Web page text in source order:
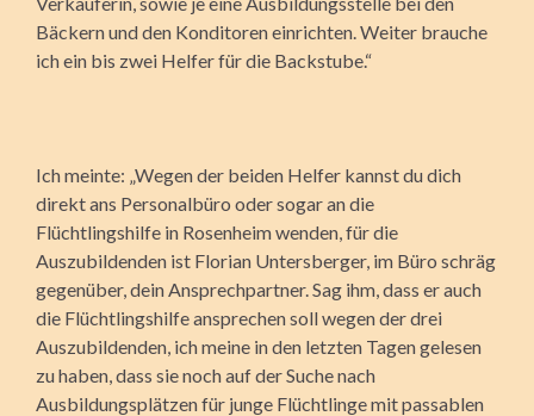
Bäckern und den Konditoren einrichten. Weiter brauche
ich ein bis zwei Helfer für die Backstube.“
Ich meinte: „Wegen der beiden Helfer kannst du dich
direkt ans Personalbüro oder sogar an die
Flüchtlingshilfe in Rosenheim wenden, für die
Auszubildenden ist Florian Untersberger, im Büro schräg
gegenüber, dein Ansprechpartner. Sag ihm, dass er auch
die Flüchtlingshilfe ansprechen soll wegen der drei
Auszubildenden, ich meine in den letzten Tagen gelesen
zu haben, dass sie noch auf der Suche nach
Ausbildungsplätzen für junge Flüchtlinge mit passablen